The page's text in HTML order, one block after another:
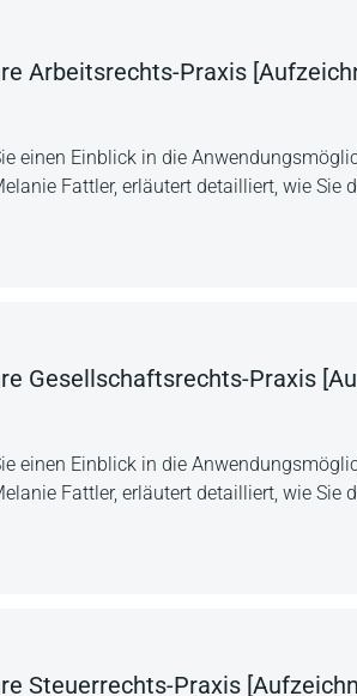
Arbeitsrechts-Praxis
einen Einblick in die
Fattler, erläutert detailliert, wie Sie
Gesellschaftsrechts-Praxis
einen Einblick in die
Fattler, erläutert detailliert, wie Sie
Steuerrechts-Praxis